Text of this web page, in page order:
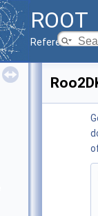
ROOT
Reference